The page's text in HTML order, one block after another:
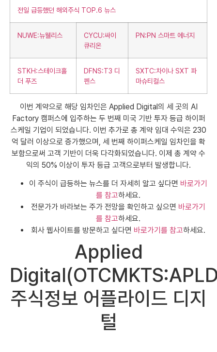
전일 급등했던 해외주식 TOP.6 뉴스
NUWE:뉴웰리스
CYCU:싸이
큐리온
PN:PN 스마트 에너지
STKH:스테이크홀
더 푸즈
DFNS:T3 디
펜스
SXTC:차이나 SXT 파
마슈티컬스
이번 계약으로 해당 임차인은 Applied Digital의 세 곳의 AI
Factory 캠퍼스에 입주하는 두 번째 미국 기반 투자 등급 하이퍼
스케일 기업이 되었습니다. 이번 추가로 총 계약 임대 수익은 230
억 달러 이상으로 증가했으며, 세 번째 하이퍼스케일 임차인을 확
보함으로써 고객 기반이 더욱 다각화되었습니다. 이제 총 계약 수
익의 50% 이상이 투자 등급 고객으로부터 발생합니다.
이 주식이 급등하는 뉴스를 더 자세히 알고 싶다면 바로가기
를 참고하세요.
전문가가 바라보는 주가 전망을 확인하고 싶으면 바로가기
를 참고하세요.
회사 웹사이트를 방문하고 싶다면 바로가기를 참고하세요.
Applied
주식정보 어플라이드 디지
털